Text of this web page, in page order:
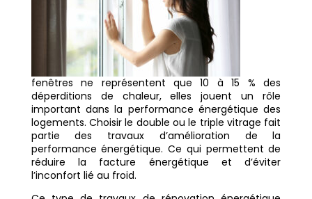
fenêtres ne représentent que 10 à 15 % des
déperditions de chaleur, elles jouent un rôle
important dans la performance énergétique des
logements. Choisir le double ou le triple vitrage fait
partie des travaux d’amélioration de la
performance énergétique. Ce qui permettent de
réduire la facture énergétique et d’éviter
l’inconfort lié au froid.